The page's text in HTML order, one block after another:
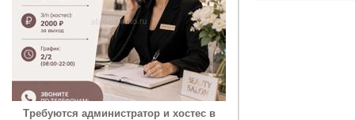
Требуются администратор и хостес в